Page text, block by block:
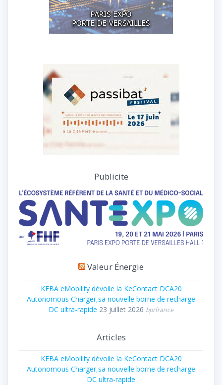
Publicite
Valeur Énergie
KEBA eMobility dévoile la KeContact DCA20
Autonomous Charger,sa nouvelle borne de recharge
DC ultra-rapide 23 juillet 2026 bprfrance
Articles
KEBA eMobility dévoile la KeContact DCA20
Autonomous Charger,sa nouvelle borne de recharge
DC ultra-rapide